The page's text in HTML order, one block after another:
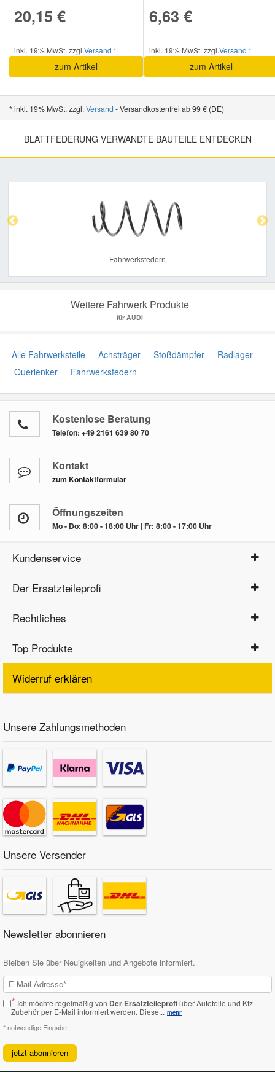
20,15 €
inkl. 19% MwSt. zzgl.Versand *
zum Artikel
6,63 €
inkl. 19% MwSt. zzgl.Versand *
zum Artikel
* inkl. 19% MwSt. zzgl. Versand - Versandkostenfrei ab 99 € (DE)
BLATTFEDERUNG VERWANDTE BAUTEILE ENTDECKEN
Fahrwerksfedern
Weitere Fahrwerk Produkte
für AUDI
Alle Fahrwerksteile Achsträger Stoßdämpfer
Radlager
Querlenker
Fahrwerksfedern
Kostenlose Beratung
Telefon: +49 2161 639 80 70
Kontakt
zum Kontaktformular
Öffnungszeiten
Mo - Do: 8:00 - 18:00 Uhr | Fr: 8:00 - 17:00 Uhr
Kundenservice
Der Ersatzteileprofi
Rechtliches
Top Produkte
Widerruf erklären
Unsere Zahlungsmethoden
Unsere Versender
Newsletter abonnieren
Bleiben Sie über Neuigkeiten und Angebote informiert.
* Ich möchte regelmäßig von Der Ersatzteileprofiüber Autoteile und Kfz-
Zubehör per E-Mail informiert werden. Diese... mehr
* notwendige Eingabe
jetzt abonnieren